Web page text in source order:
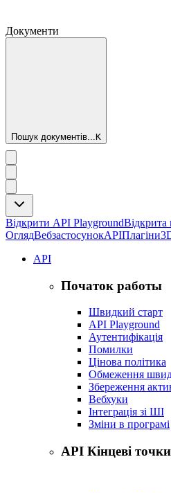
Документи
Пошук документів...K
Відкрити API PlaygroundВідкрита
ОглядВебзастосунокAPIПлагіни
API
Початок работы
Швидкий старт
API Playground
Аутентифікація
Помилки
Цінова політика
Обмеження
Збереження
Вебхуки
Інтеграція зі ШІ
Зміни в програмі
API Кінцеві точки